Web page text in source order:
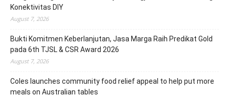
Konektivitas DIY
August 7, 2026
Bukti Komitmen Keberlanjutan, Jasa Marga Raih Predikat Gold
pada 6th TJSL & CSR Award 2026
August 7, 2026
Coles launches community food relief appeal to help put more
meals on Australian tables